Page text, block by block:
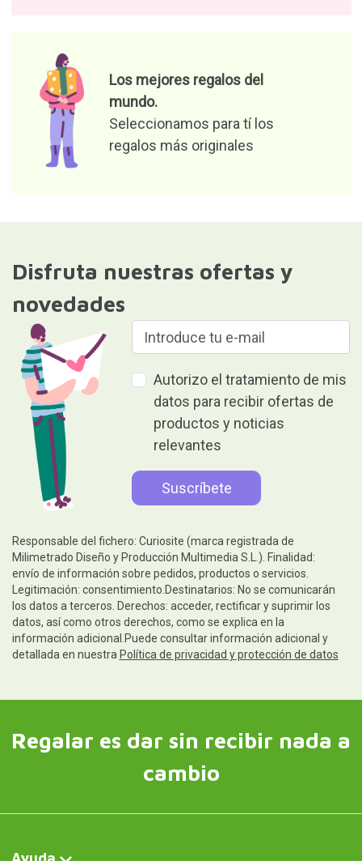
Los mejores regalos del
mundo.
Seleccionamos para tí los
regalos más originales
Disfruta nuestras ofertas y
novedades
Autorizo el tratamiento de mis
datos para recibir ofertas de
productos y noticias
relevantes
Responsable del fichero: Curiosite (marca registrada de
Milimetrado Diseño y Producción Multimedia S.L.). Finalidad:
envío de información sobre pedidos, productos o servicios.
Legitimación: consentimiento.Destinatarios: No se comunicarán
los datos a terceros. Derechos: acceder, rectificar y suprimir los
datos, así como otros derechos, como se explica en la
información adicional.Puede consultar información adicional y
detallada en nuestra Política de privacidad y protección de datos
Regalar es dar sin recibir nada a
cambio